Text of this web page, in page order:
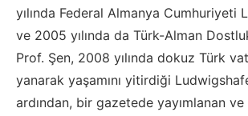
yılında Federal Almanya Cumhuriyeti
ve 2005 yılında da Türk-Alman
Prof. Şen, 2008 yılında dokuz Türk
yanarak yaşamını yitirdiği
ardından, bir gazetede yayımlanan